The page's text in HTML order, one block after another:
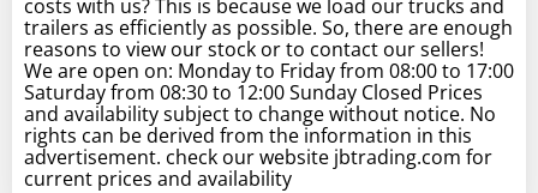
costs with us? This is because we load our trucks and
trailers as efficiently as possible. So, there are enough
reasons to view our stock or to contact our sellers!
We are open on: Monday to Friday from 08:00 to 17:00
Saturday from 08:30 to 12:00 Sunday Closed Prices
and availability subject to change without notice. No
rights can be derived from the information in this
advertisement. check our website jbtrading.com for
current prices and availability